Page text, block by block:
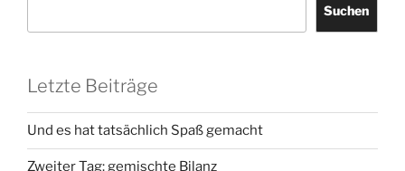
Suchen
Letzte Beiträge
Und es hat tatsächlich Spaß gemacht
Zweiter Tag: gemischte Bilanz